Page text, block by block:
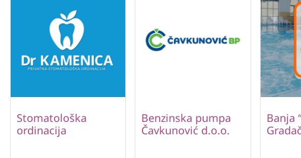
Stomatološka
ordinacija
Benzinska pumpa
Čavkunović d.o.o.
Banja